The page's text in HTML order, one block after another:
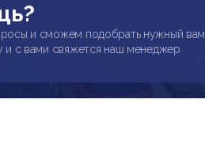
и сможем подобрать нужный вам
и с вами свяжется наш менеджер